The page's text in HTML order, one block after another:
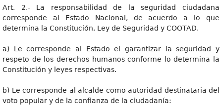
Art. 2.- La responsabilidad de la seguridad ciudadana
corresponde al Estado Nacional, de acuerdo a lo que
determina la Constitución, Ley de Seguridad y COOTAD.
a) Le corresponde al Estado el garantizar la seguridad y
respeto de los derechos humanos conforme lo determina la
Constitución y leyes respectivas.
b) Le corresponde al alcalde como autoridad destinataria del
voto popular y de la confianza de la ciudadanía: